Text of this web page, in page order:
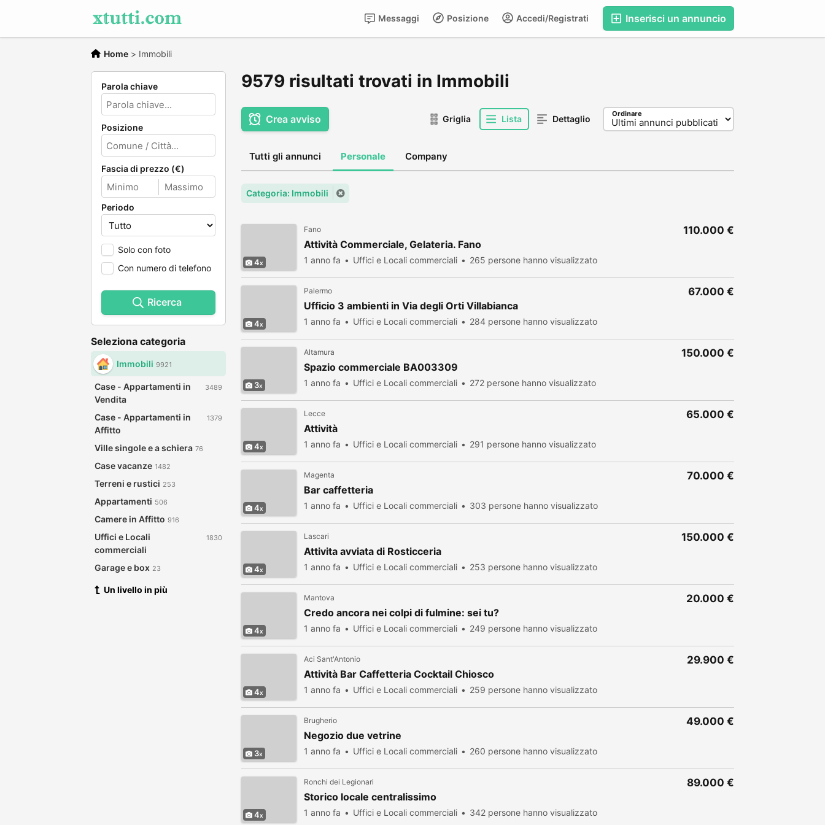
Inserisci un annuncio
Accedi/Registrati
Posizione
Messaggi
Home > Immobili
Parola chiave
Posizione
Fascia di prezzo (€)
Periodo
Solo con foto
Con numero di telefono
Ricerca
Seleziona categoria
Immobili 9921
Case - Appartamenti in
Vendita
3489
Case - Appartamenti in
Affitto
1379
Ville singole e a schiera 76
Case vacanze 1482
Terreni e rustici 253
Appartamenti 506
Camere in Affitto 916
Uffici e Locali
commerciali
1830
Garage e box 23
Un livello in più
9579 risultati trovati in Immobili
Crea avviso Griglia Lista Dettaglio Ordinare
Tutti gli annunci Personale Company
Categoria: Immobili
4
Fano
Attività Commerciale, Gelateria. Fano
1 anno fa Uffici e Locali commerciali 265 persone hanno visualizzato
110.000 €
4
Palermo
Ufficio 3 ambienti in Via degli Orti Villabianca
1 anno fa Uffici e Locali commerciali 284 persone hanno visualizzato
67.000 €
3
Altamura
Spazio commerciale BA003309
1 anno fa Uffici e Locali commerciali 272 persone hanno visualizzato
150.000 €
4
Lecce
Attività
1 anno fa Uffici e Locali commerciali 291 persone hanno visualizzato
65.000 €
4
Magenta
Bar caffetteria
1 anno fa Uffici e Locali commerciali 303 persone hanno visualizzato
70.000 €
4
Lascari
Attivita avviata di Rosticceria
1 anno fa Uffici e Locali commerciali 253 persone hanno visualizzato
150.000 €
4
Mantova
Credo ancora nei colpi di fulmine: sei tu?
1 anno fa Uffici e Locali commerciali 249 persone hanno visualizzato
20.000 €
4
Aci Sant'Antonio
Attività Bar Caffetteria Cocktail Chiosco
1 anno fa Uffici e Locali commerciali 259 persone hanno visualizzato
29.900 €
3
Brugherio
Negozio due vetrine
1 anno fa Uffici e Locali commerciali 260 persone hanno visualizzato
49.000 €
4
Ronchi dei Legionari
Storico locale centralissimo
1 anno fa Uffici e Locali commerciali 342 persone hanno visualizzato
89.000 €